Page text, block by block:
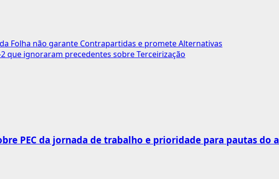
Folha não garante Contrapartidas e promete Alternativas
que ignoraram precedentes sobre Terceirização
PEC da jornada de trabalho e prioridade para pautas do